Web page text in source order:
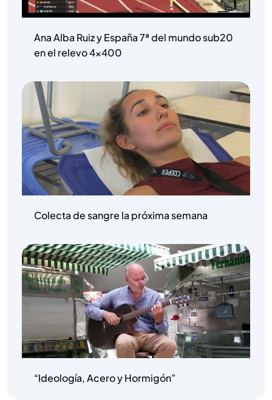
Ana Alba Ruiz y España 7ª del mundo sub20
en el relevo 4×400
Colecta de sangre la próxima semana
“Ideología, Acero y Hormigón”